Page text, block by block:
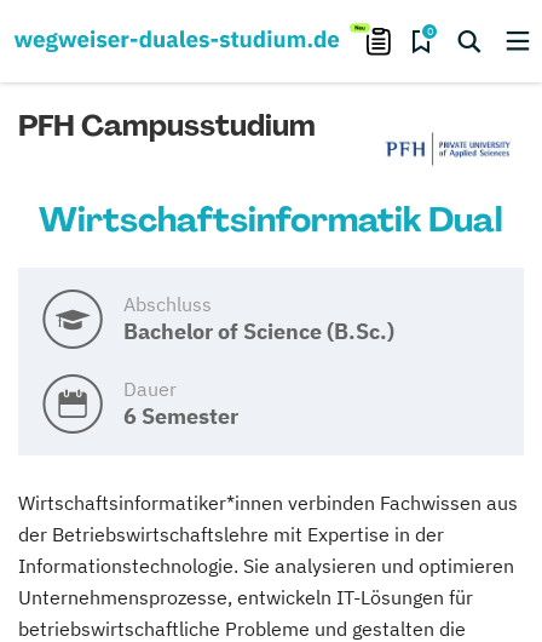
0
PFH Campusstudium
Wirtschaftsinformatik Dual
Abschluss
Bachelor of Science (B.Sc.)
Dauer
6 Semester
Wirtschaftsinformatiker*innen verbinden Fachwissen aus
der Betriebswirtschaftslehre mit Expertise in der
Informationstechnologie. Sie analysieren und optimieren
Unternehmensprozesse, entwickeln IT-Lösungen für
betriebswirtschaftliche Probleme und gestalten die